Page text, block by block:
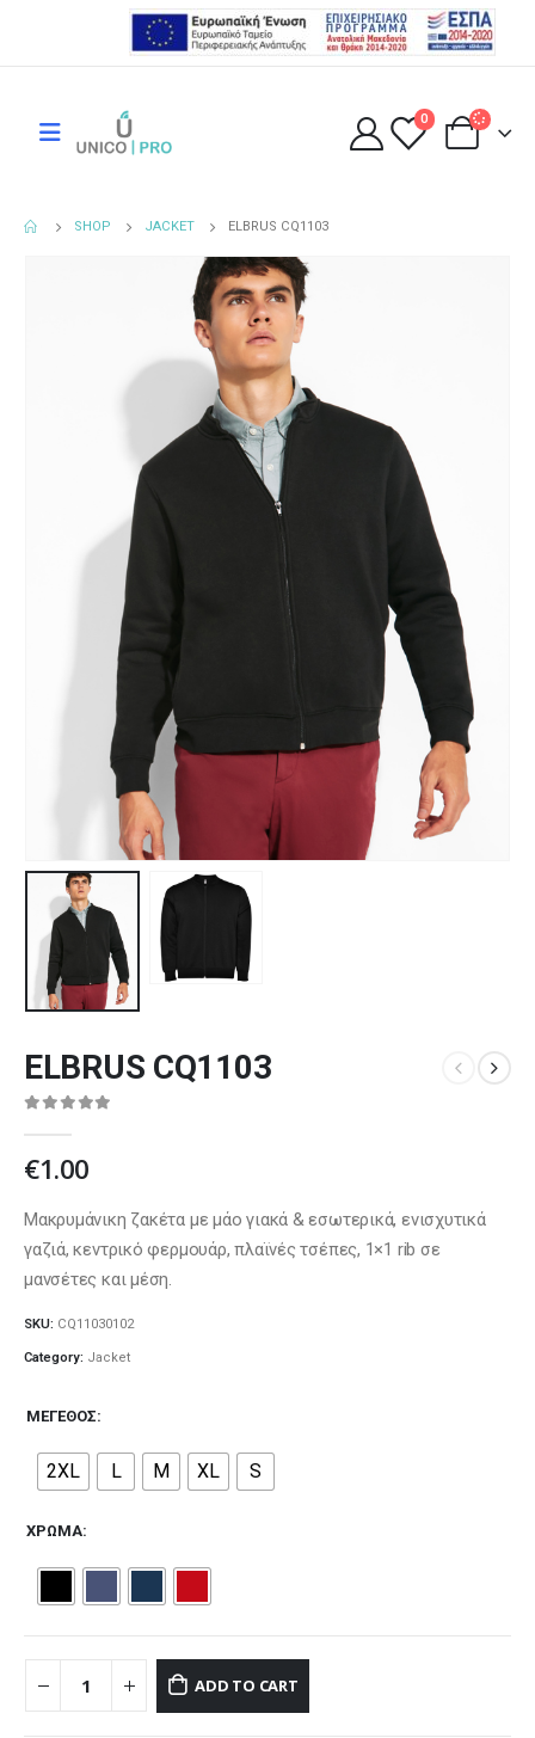
0
SHOP JACKET ELBRUS CQ1103
ELBRUS CQ1103
€1.00
Μακρυμάνικη ζακέτα με μάο γιακά & εσωτερικά, ενισχυτικά
γαζιά, κεντρικό φερμουάρ, πλαϊνές τσέπες, 1×1 rib σε
μανσέτες και μέση.
SKU: CQ11030102
Category: Jacket
ΜΈΓΕΘΟΣ
2XL L M XL S
ΧΡΏΜΑ
ADD TO CART